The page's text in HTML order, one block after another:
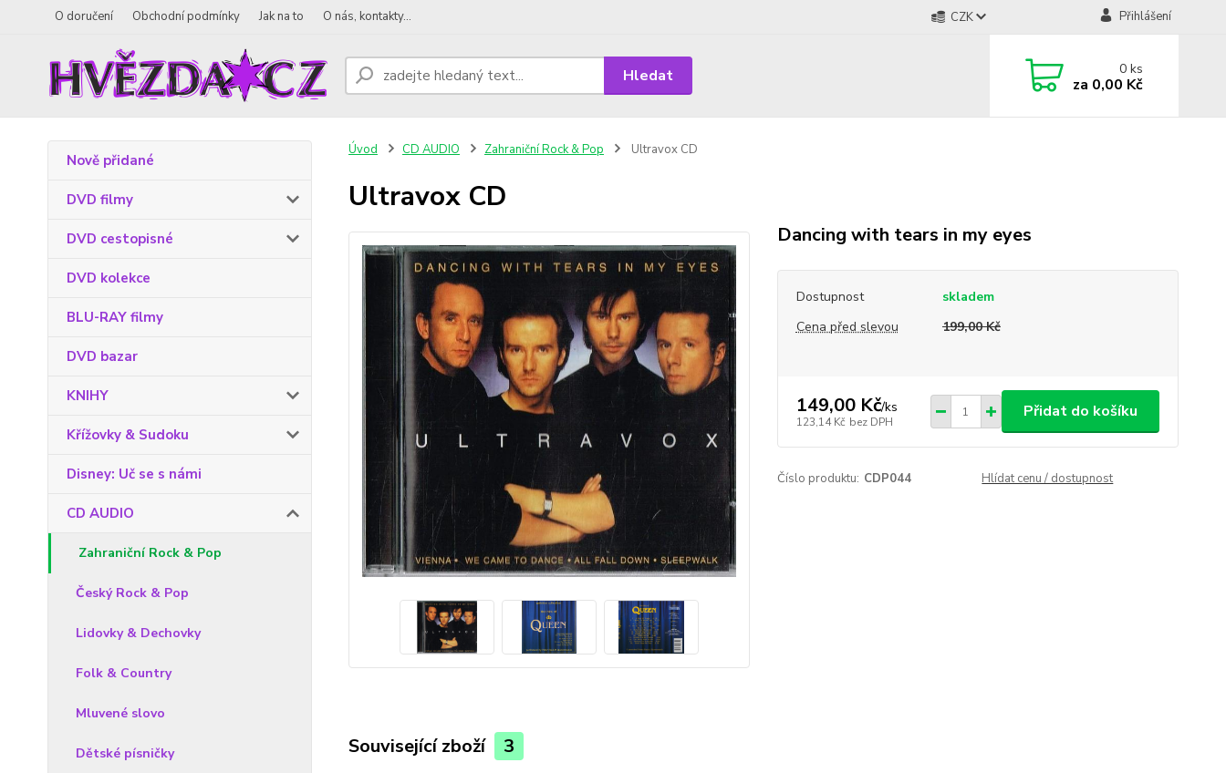
O doručení Obchodní podmínky Jak na to O nás, kontakty... CZK Přihlášení
Hledat 0ks
za 0,00 Kč
Nově přidané
DVD filmy
DVD cestopisné
DVD kolekce
BLU-RAY filmy
DVD bazar
KNIHY
Křížovky & Sudoku
Disney: Uč se s námi
CD AUDIO
Zahraniční Rock & Pop
Český Rock & Pop
Lidovky & Dechovky
Folk & Country
Mluvené slovo
Dětské písničky
Úvod CD AUDIO Zahraniční Rock & Pop Ultravox CD
Ultravox CD
Dancing with tears in my eyes
Dostupnost
skladem
Cena před slevou
199,00 Kč
149,00 Kč/ks
123,14 Kč bez DPH
Přidat do košíku
Číslo produktu: CDP044 Hlídat cenu / dostupnost
Související zboží 3